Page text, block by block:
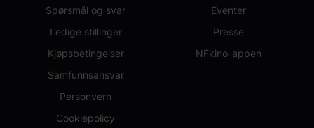
Spørsmål og svar
Ledige stillinger
Kjøpsbetingelser
Samfunnsansvar
Personvern
Cookiepolicy
Eventer
Presse
NFkino-appen